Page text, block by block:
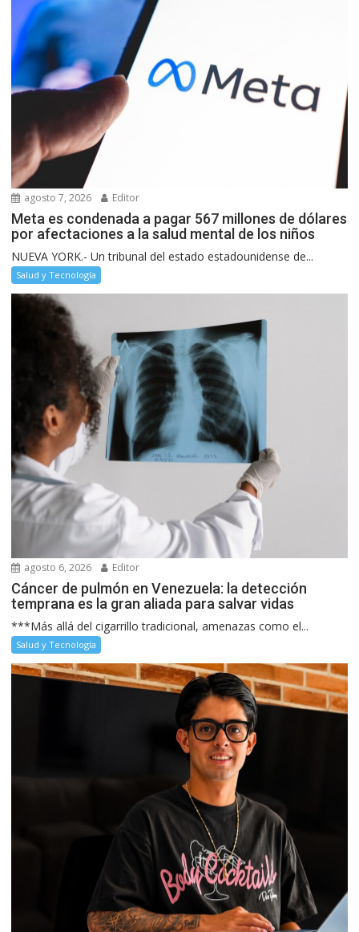
agosto 7, 2026 Editor
Meta es condenada a pagar 567 millones de dólares
por afectaciones a la salud mental de los niños
NUEVA YORK.- Un tribunal del estado estadounidense de...
Salud y Tecnología
agosto 6, 2026 Editor
Cáncer de pulmón en Venezuela: la detección
temprana es la gran aliada para salvar vidas
***Más allá del cigarrillo tradicional, amenazas como el...
Salud y Tecnología